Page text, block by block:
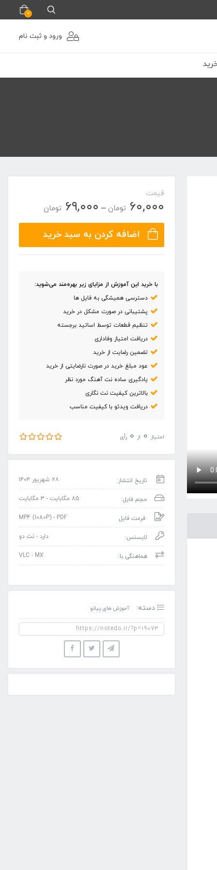
0
ورود و ثبت نام
قیمت
۶۰,۰۰۰ تومان – ۶۹,۰۰۰ تومان
قیمت:
تا
اضافه کردن به سبد خرید
با خرید این آموزش از مزایای زیر بهره‌مند می‌شوید:
دسترسی همیشگی به فایل ها
پشتیبانی در صورت مشکل در خرید
تنظیم قطعات توسط اساتید برجسته
دریافت امتیاز وفاداری
تضمین رضایت از خرید
عود مبلغ خرید در صورت نارضایتی از خرید
یادگیری ساده نت آهنگ مورد نظر
بالاترین کیفیت نت نگاری
دریافت ویدئو با کیفیت مناسب
امتیاز 0 از 0 رأی
تاریخ انتشار: ۲۸ شهریور ۱۴۰۴
حجم فایل: 85 مگابایت - 3 مگابایت
فرمت فایل MP4 (1080P) - PDF
لایسنس: دارد - نت دو
هماهنگی با: VLC - MX
دسته: آموزش های پیانو